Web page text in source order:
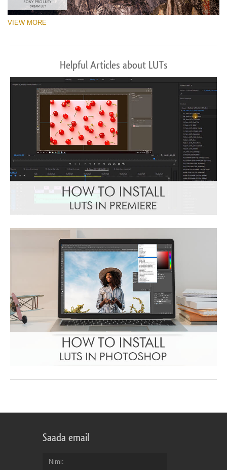
VIEW MORE
Helpful Articles about LUTs
Saada email
Nimi